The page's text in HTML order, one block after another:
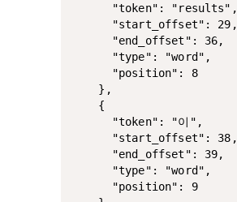
      "token": "results",
      "start_offset": 29,
      "end_offset": 36,
      "type": "word",
      "position": 8
    },
    {
      "token": "이",
      "start_offset": 38,
      "end_offset": 39,
      "type": "word",
      "position": 9